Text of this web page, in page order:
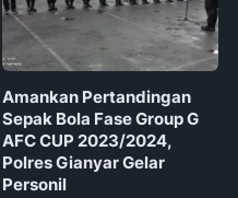
Amankan Pertandingan
Sepak Bola Fase Group G
AFC CUP 2023/2024,
Polres Gianyar Gelar
Personil